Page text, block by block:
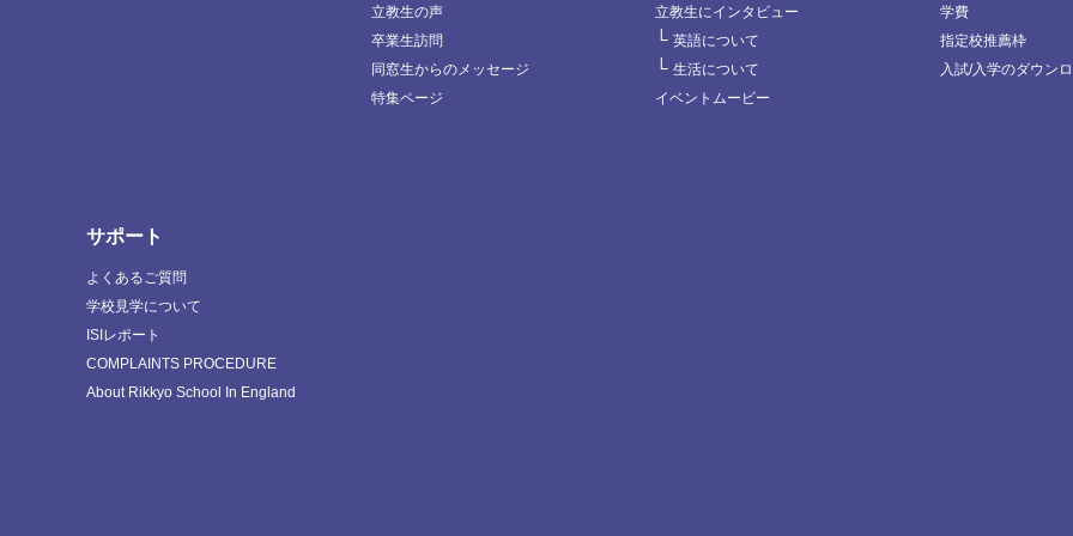
立教生の声
卒業生訪問
同窓生からのメッセージ
特集ページ
立教生にインタビュー
└ 英語について
└ 生活について
イベントムービー
学費
指定校推薦枠
入試/入学のダウン
サポート
よくあるご質問
学校見学について
ISIレポート
COMPLAINTS PROCEDURE
About Rikkyo School In England